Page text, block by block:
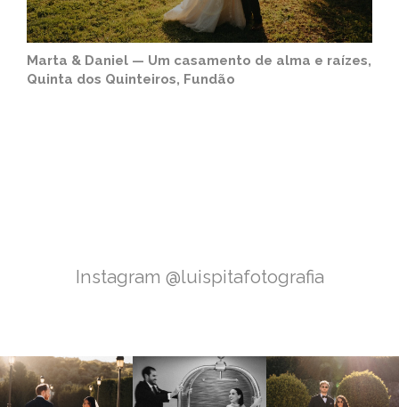
Marta & Daniel — Um casamento de alma e raízes,
Quinta dos Quinteiros, Fundão
Instagram @luispitafotografia